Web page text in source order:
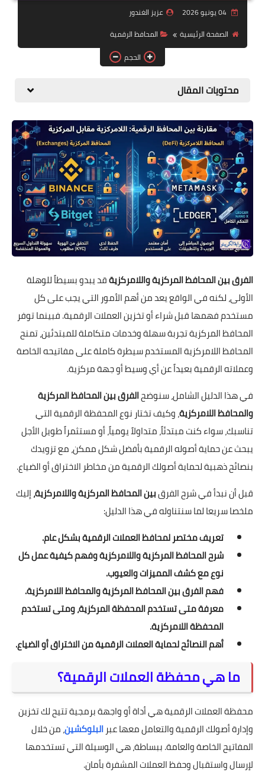
الميتافيرس وNFT
الأخبار والتنظيمات
04 يونيو 2026
عزيز الغندور
الصفحة الرئيسية
المحافظ الرقمية
الحجم
محتويات المقال
الفرق بين المحافظ المركزية واللامركزيةقد يبدو بسيطاً للوهلة
الأولى، لكنه في الواقع يعد من أهم الأمور التي يجب على كل
مستخدم فهمها قبل شراء أو تخزين العملات الرقمية. فبينما توفر
المحافظ المركزية تجربة سهلة وخدمات متكاملة للمبتدئين، تمنح
المحافظ اللامركزية المستخدم سيطرة كاملة على مفاتيحه الخاصة
وعملاته الرقمية بعيداً عن أي وسيط أو جهة مركزية.
في هذا الدليل الشامل، سنوضحالفرق بين المحافظ المركزية
والمحافظ اللامركزية، وكيف تختار نوع المحفظة الرقمية التي
تناسبك، سواء كنت مبتدئاً، متداولاً يومياً، أو مستثمراً طويل الأجل
يبحث عن حماية أصوله الرقمية بأفضل شكل ممكن، مع تزويدك
بنصائح ذهبية لحماية أصولك الرقمية من مخاطر الاختراق أو الضياع.
قبل أن نبدأ في شرح الفرقبين المحافظ المركزية واللامركزية،إليك
ملخصا سريعا لما سنتناوله في هذا الدليل:
تعريف مختصر لمحافظ العملات الرقمية بشكل عام.
شرح المحافظ المركزية واللامركزية وفهم كيفية عمل كل
نوع مع كشف المميزات والعيوب.
فهم الفرق بين المحافظ المركزية والمحافظ اللامركزية.
معرفة متى تستخدم المحفظة المركزية، ومتى تستخدم
المحفظة اللامركزية.
أهم النصائح لحماية العملات الرقمية من الاختراق أو الضياع.
ما هي محفظة العملات الرقمية؟
محفظة العملات الرقمية هي أداة أو واجهة برمجية تتيح لك تخزين
وإدارة أصولك الرقمية والتعامل معها عبر البلوكشين، من خلال
المفاتيح الخاصة والعامة. ببساطة، هي الوسيلة التي تستخدمها
لإرسال واستقبال وحفظ العملات المشفرة بأمان.